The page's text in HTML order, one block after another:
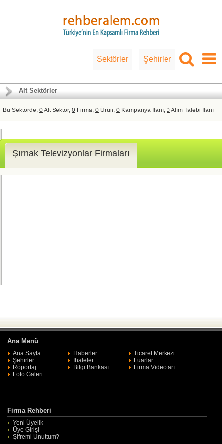
Sektörler Şehirler
Alt Sektörler
Bu Sektörde; 0Alt Sektör, 0 Firma, 0 Ürün, 0 Kampanya İlanı, 0Alım Talebi İlanı
Şırnak Televizyonlar Firmaları
Ana Menü
Ana Sayfa Haberler
Ticaret Merkezi
Şehirler
İhaleler
Fuarlar
Röportaj
Bilgi Bankası
Firma Videoları
Foto Galeri
Firma Rehberi
Yeni Üyelik
Üye Girişi
Şifremi Unuttum?